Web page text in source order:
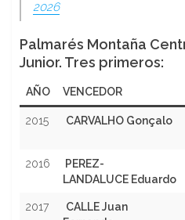
2026
Palmarés Montaña
Junior. Tres primeros:
AÑO VENCEDOR
2015 CARVALHO Gonçalo
2016
PEREZ-
LANDALUCE Eduardo
2017
CALLE Juan